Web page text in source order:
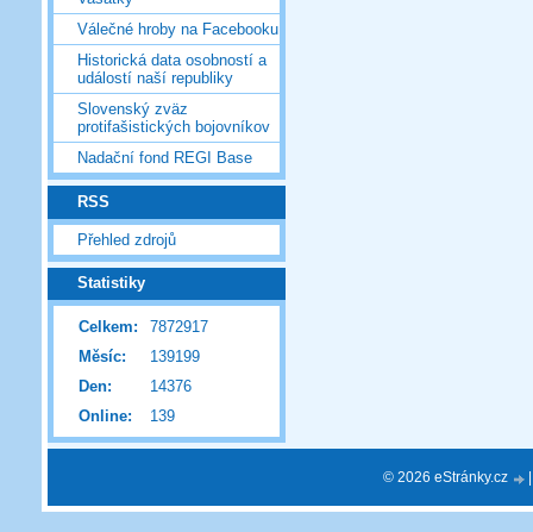
Válečné hroby na Facebooku
Historická data osobností a
událostí naší republiky
Slovenský zväz
protifašistických bojovníkov
Nadační fond REGI Base
RSS
Přehled zdrojů
Statistiky
Online: 139
Celkem:
7872917
Měsíc:
139199
Den:
14376
© 2026 eStránky.cz